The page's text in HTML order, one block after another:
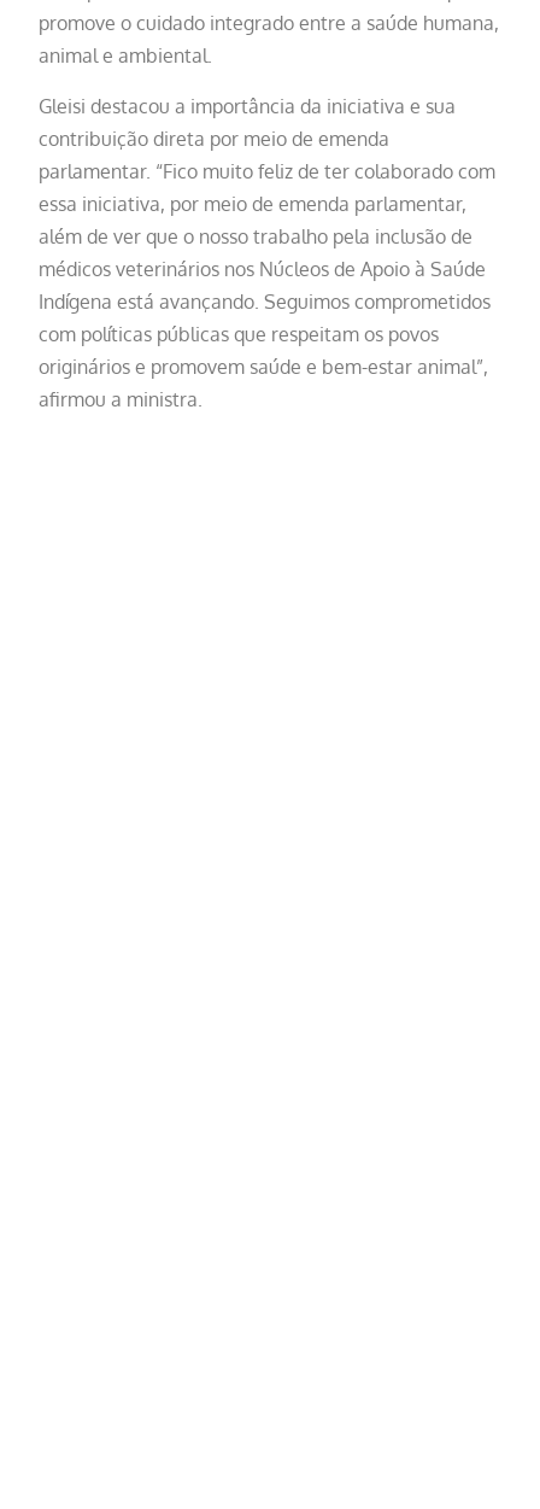
promove o cuidado integrado entre a saúde humana,
animal e ambiental.
Gleisi destacou a importância da iniciativa e sua
contribuição direta por meio de emenda
parlamentar. “Fico muito feliz de ter colaborado com
essa iniciativa, por meio de emenda parlamentar,
além de ver que o nosso trabalho pela inclusão de
médicos veterinários nos Núcleos de Apoio à Saúde
Indígena está avançando. Seguimos comprometidos
com políticas públicas que respeitam os povos
originários e promovem saúde e bem-estar animal”,
afirmou a ministra.